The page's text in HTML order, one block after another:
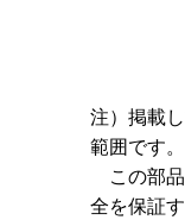
注）掲載
範囲です。
この部品
全を保証